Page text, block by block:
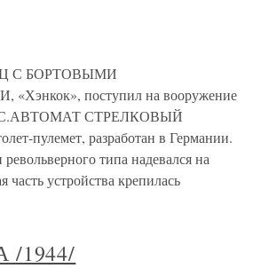
С БОРТОВЫМИ
поступил на вооружение
СТРЕЛКОВЫЙ
пулемет, разработан в Германии.
типа надевался на
часть устройства крепилась
/1944/